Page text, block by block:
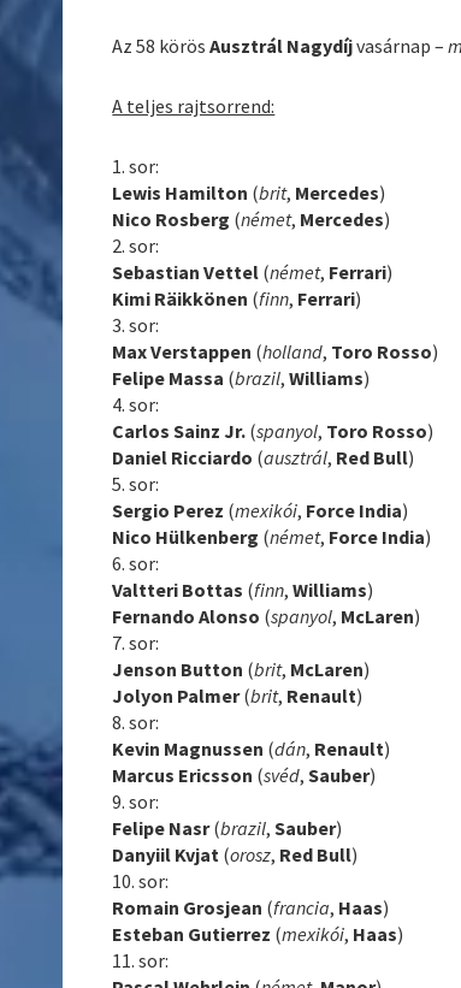
Az 58 körösAusztrál Nagydíjvasárnap –
A teljes rajtsorrend:
1. sor:
Lewis Hamilton (brit, Mercedes)
Nico Rosberg (német, Mercedes)
2. sor:
Sebastian Vettel (német, Ferrari)
Kimi Räikkönen (finn, Ferrari)
3. sor:
Max Verstappen (holland, Toro Rosso)
Felipe Massa (brazil,Williams)
4. sor:
Carlos Sainz Jr. (spanyol, Toro Rosso)
Daniel Ricciardo (ausztrál, Red Bull)
5. sor:
Sergio Perez (mexikói, Force India)
Nico Hülkenberg (német, Force India)
6. sor:
Valtteri Bottas (finn,Williams)
Fernando Alonso (spanyol, McLaren)
7. sor:
Jenson Button (brit, McLaren)
Jolyon Palmer(brit, Renault)
8. sor:
Kevin Magnussen (dán, Renault)
Marcus Ericsson (svéd,Sauber)
9. sor:
Felipe Nasr(brazil,Sauber)
Danyiil Kvjat (orosz, Red Bull)
10. sor:
Romain Grosjean (francia, Haas)
Esteban Gutierrez (mexikói, Haas)
11. sor: